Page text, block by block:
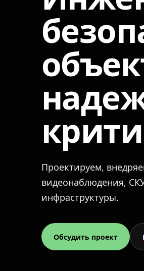
Проектируем,
видеонаблюдения,
инфраструктуры.
Обсудить проект